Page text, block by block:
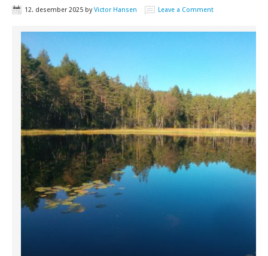
12. desember 2025 byVictor Hansen Leave a Comment